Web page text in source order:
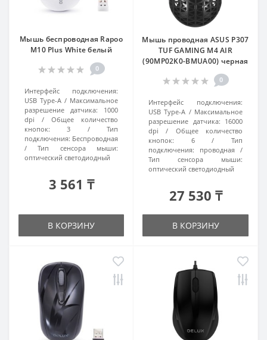
Мышь беспроводная Rapoo
M10 Plus White белый
0
Интерфейс подключения:
USB Type-A
Максимальное
разрешение датчика:
1000
dpi
Общее количество
кнопок:
3
Тип
подключения: Беспроводная
Тип сенсора мыши:
оптический светодиодный
3 561 ₸
В КОРЗИНУ
Mышь проводная ASUS P307
TUF GAMING M4 AIR
(90MP02K0-BMUA00) черная
0
Интерфейс подключения:
USB Type-A
Максимальное
разрешение датчика: 16000
dpi
Общее количество
кнопок:
6
Тип
подключения:
проводная
Тип сенсора мыши:
оптический светодиодный
27 530 ₸
В КОРЗИНУ